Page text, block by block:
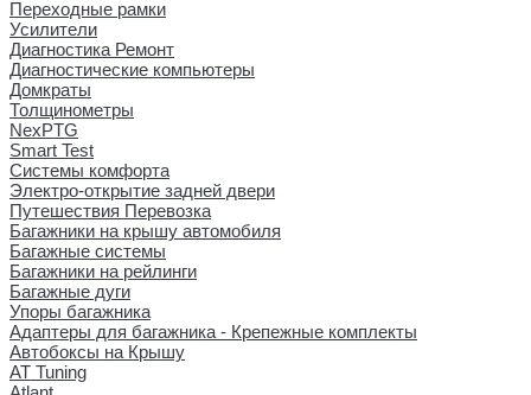
Переходные рамки
Усилители
Диагностика Ремонт
Диагностические компьютеры
Домкраты
Толщинометры
NexPTG
Smart Test
Системы комфорта
Электро-открытие задней двери
Путешествия Перевозка
Багажники на крышу автомобиля
Багажные системы
Багажники на рейлинги
Багажные дуги
Упоры багажника
Адаптеры для багажника - Крепежные комплекты
Автобоксы на Крышу
AT Tuning